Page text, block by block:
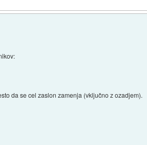
da se cel zaslon zamenja (vključno z ozadjem).